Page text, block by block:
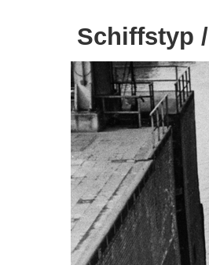
Schiffstyp /